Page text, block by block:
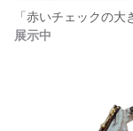
展示中